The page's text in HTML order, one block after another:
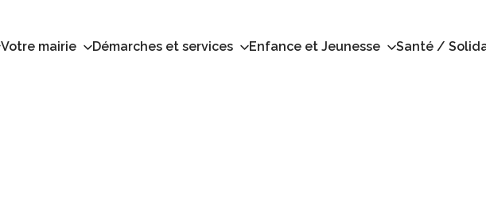
Votre mairie Démarches et services Enfance et Jeunesse Santé /